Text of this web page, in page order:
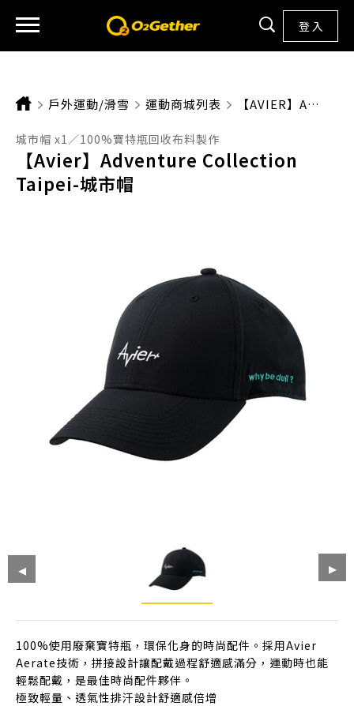
登 入
戶外運動/滑雪 運動商城列表 CURRENT: 【AVIER】ADVENTURE COLLECTION TAIPEI-城市帽
城市帽 x1／100%寶特瓶回收布料製作
【Avier】Adventure Collection
Taipei-城市帽
100%使用廢棄寶特瓶，環保化身的時尚配件。採用Avier
Aerate技術，拼接設計讓配戴過程舒適感滿分，運動時也能
輕鬆配戴，是最佳時尚配件夥伴。
極致輕量、透氣性排汗設計舒適感倍增